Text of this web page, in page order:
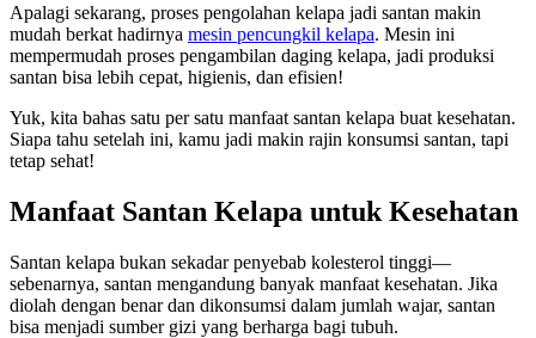
Apalagi sekarang, proses pengolahan kelapa jadi santan makin
mudah berkat hadirnya mesin pencungkil kelapa. Mesin ini
mempermudah proses pengambilan daging kelapa, jadi produksi
santan bisa lebih cepat, higienis, dan efisien!
Yuk, kita bahas satu per satu manfaat santan kelapa buat kesehatan.
Siapa tahu setelah ini, kamu jadi makin rajin konsumsi santan, tapi
tetap sehat!
Manfaat Santan Kelapa untuk Kesehatan
Santan kelapa bukan sekadar penyebab kolesterol tinggi—
sebenarnya, santan mengandung banyak manfaat kesehatan. Jika
diolah dengan benar dan dikonsumsi dalam jumlah wajar, santan
bisa menjadi sumber gizi yang berharga bagi tubuh.